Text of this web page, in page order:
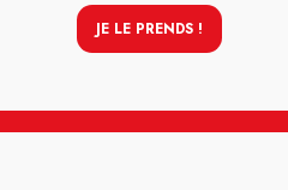
JE LE PRENDS !